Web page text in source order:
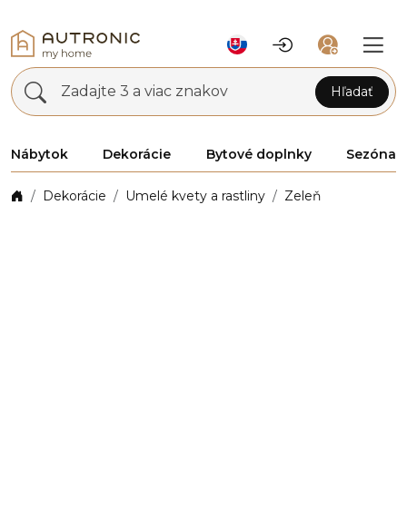
Zadajte 3 a viac znakov Hľadať
Nábytok Dekorácie Bytové doplnky Sezóna
Dekorácie Umelé kvety a rastliny Zeleň